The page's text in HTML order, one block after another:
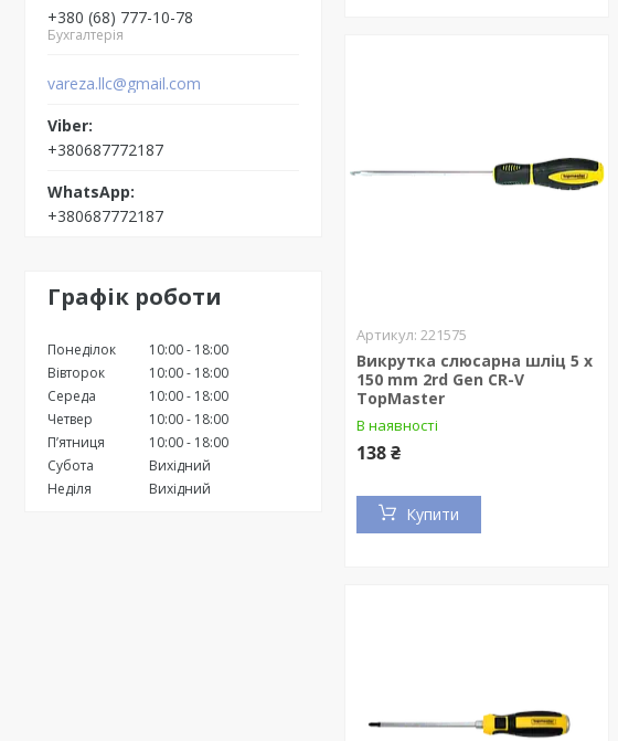
+380 (68) 777-10-78
Бухгалтерія
vareza.llc@gmail.com
+380687772187
+380687772187
Графік роботи
Понеділок 10:00
18:00
Вівторок
10:00
18:00
Середа
10:00
18:00
Четвер
10:00
18:00
Пʼятниця
10:00
18:00
Субота
Вихідний
Неділя
Вихідний
221575
Викрутка слюсарна шліц 5 x
150 mm 2rd Gen CR-V
TopMaster
В наявності
138 ₴
Купити